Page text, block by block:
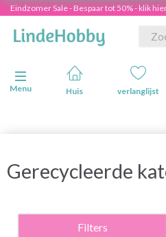
Eindzomer Sale - Bespaar tot 50% - klik
Navigatie in-/uitschakelen
Menu
Huis verlanglijst
Gerecycleerde
Filters